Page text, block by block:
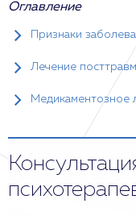
Оглавление
Признаки
Лечение
Медикаментозное